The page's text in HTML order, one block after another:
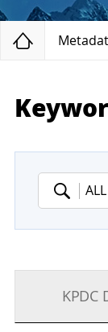
Home
Keyword
KPDC